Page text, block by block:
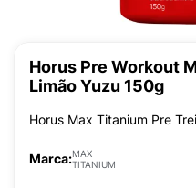
Horus Pre Workout
Limão Yuzu 150g
Horus Max Titanium Pre
Marca:MAX
TITANIUM